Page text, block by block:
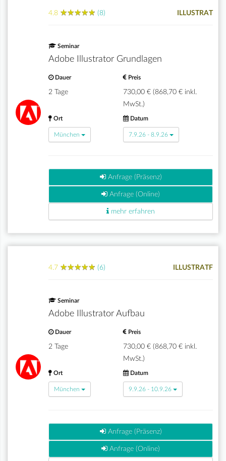
4.8 ★★★★★
★★★★★ (8) ILLUSTRAT
Seminar
Adobe Illustrator Grundlagen
Dauer
2 Tage
Preis
730,00 € (868,70 € inkl.
MwSt.)
Ort
München
Datum
7.9.26 - 8.9.26
Anfrage (Präsenz)
Anfrage (Online)
mehr erfahren
4.7 ★★★★★
★★★★★ (6) ILLUSTRATF
Seminar
Adobe Illustrator Aufbau
Dauer
2 Tage
Preis
730,00 € (868,70 € inkl.
MwSt.)
Ort
München
Datum
9.9.26 - 10.9.26
Anfrage (Präsenz)
Anfrage (Online)